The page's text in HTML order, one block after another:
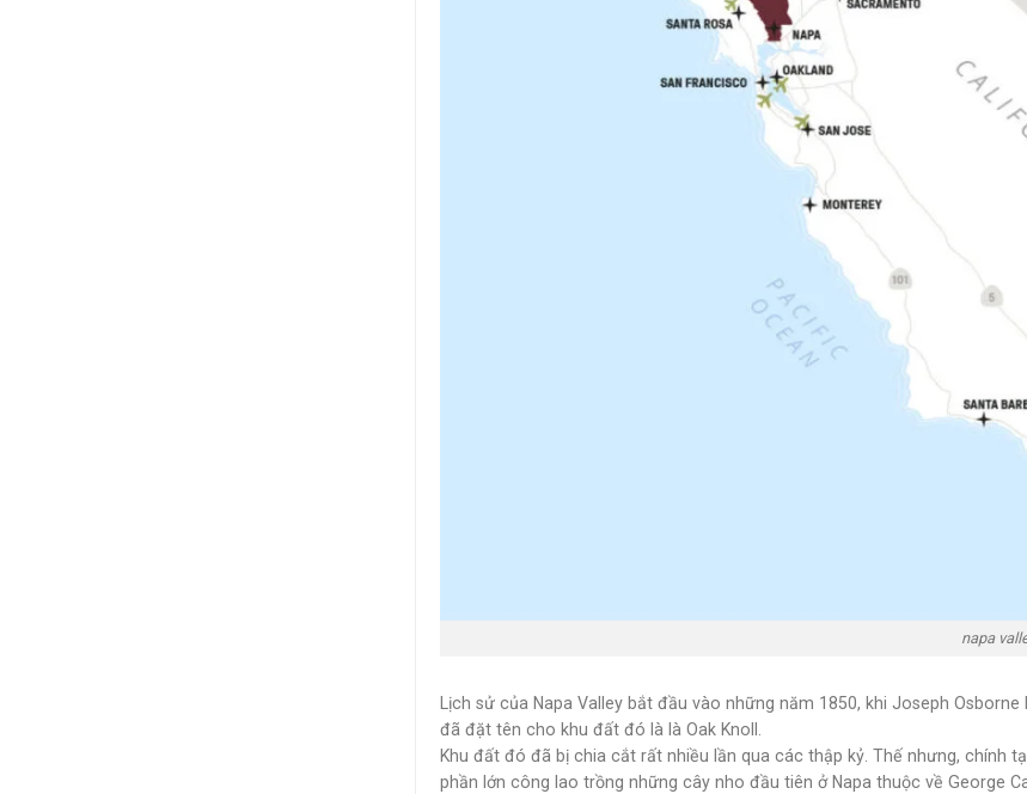
napa
Lịch sử của Napa Valley bắt đầu vào những năm 1850, khi Joseph
đã đặt tên cho khu đất đó là là Oak Knoll.
Khu đất đó đã bị chia cắt rất nhiều lần qua các thập kỷ. Thế nhưng, chính
phần lớn công lao trồng những cây nho đầu tiên ở Napa thuộc về George